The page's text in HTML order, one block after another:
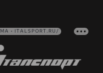
• ITALSPORT.RU/